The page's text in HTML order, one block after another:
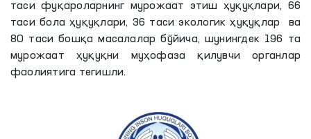
таси фуқароларнинг мурожаат этиш ҳуқуқлари, 66
таси бола ҳуқуқлари, 36 таси экологик ҳуқуқлар ва
80 таси бошқа масалалар бўйича, шунингдек 196 та
мурожаат ҳуқуқни муҳофаза қилувчи органлар
фаолиятига тегишли.